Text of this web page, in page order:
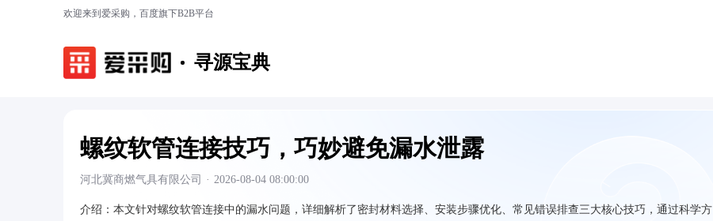
欢迎来到爱采购，百度旗下B2B平台
寻源宝典
螺纹软管连接技巧，巧妙避免漏水泄露
河北冀商燃气具有限公司 · 2026-08-04 08:00:00
介绍： 本文针对螺纹软管连接中的漏水问题，详细解析了密封材料选择、安装步骤优化、常见错误排查三大核心技巧，通过科学方